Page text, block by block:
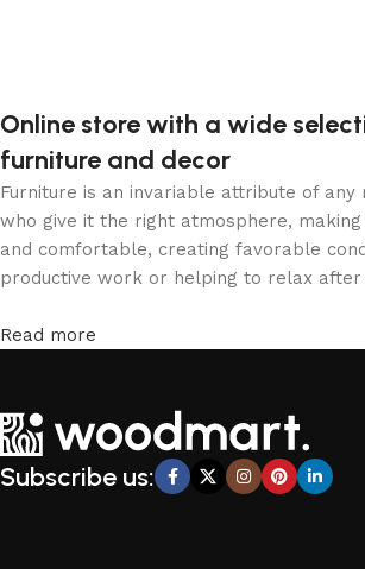
Online store with a wide
furniture and decor
Furniture is an invariable attribute of any
who give it the right atmosphere,
and comfortable, creating favorable
productive work or helping to relax after
online store, when you can sit down at
of furniture: both home and office
Furniture production is a
Furniture manufacturers, as well as
Read more
Subscribe us: